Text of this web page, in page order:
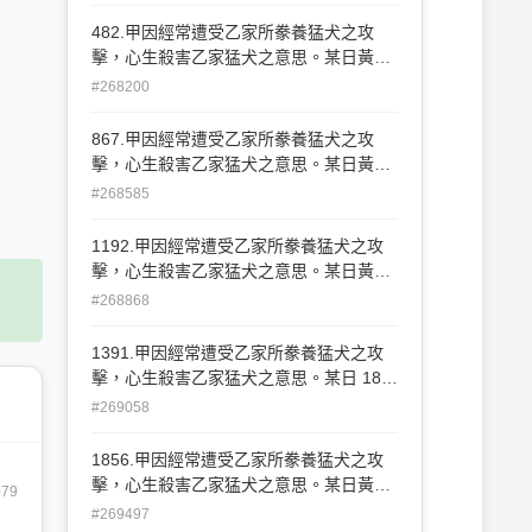
殺。此種情形，在學理上稱為何種錯誤？
(A)行為錯誤 (B)打擊錯誤 (C)客體錯誤 (D)
482.甲因經常遭受乙家所豢養猛犬之攻
擊，心生殺害乙家猛犬之意思。某日黃
昏，恰巧乙之兒子丙在自家庭院學狗做狗
此種情形，在學理上稱為何種錯誤？ (A)
行為錯誤 (B)打擊錯誤 (C)客體錯誤 (D)方
#268200
867.甲因經常遭受乙家所豢養猛犬之攻
擊，心生殺害乙家猛犬之意思。某日黃
昏，恰巧乙之兒子丙在自家庭院學狗做狗
此種情形，在學理上稱為何種錯誤？ (A)
行為錯誤 (B)打擊錯誤 (C)客體錯誤 (D)方
#268585
1192.甲因經常遭受乙家所豢養猛犬之攻
擊，心生殺害乙家猛犬之意思。某日黃
昏，恰巧乙之兒子丙在自家庭院學狗做狗
此種情形，在學理上稱為何種錯誤？ (A)
行為錯誤 (B)打擊錯誤 (C)客體錯誤 (D)方
#268868
1391.甲因經常遭受乙家所豢養猛犬之攻
擊，心生殺害乙家猛犬之意思。某日 187
黃昏，恰巧乙之兒子丙在自家庭院學狗做
殺。此種情形，在學理上稱為何種錯誤？
(A)行為錯誤 (B)打擊錯誤 (C)客體錯誤 (D)
#269058
1856.甲因經常遭受乙家所豢養猛犬之攻
擊，心生殺害乙家猛犬之意思。某日黃
昏，恰巧乙之兒子丙在自家庭院學狗做狗
#269497